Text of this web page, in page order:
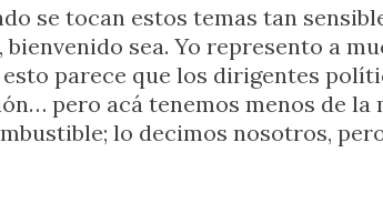
se tocan estos temas tan
sea. Yo represento a
parece que los dirigentes
pero acá tenemos menos de la
lo decimos nosotros,